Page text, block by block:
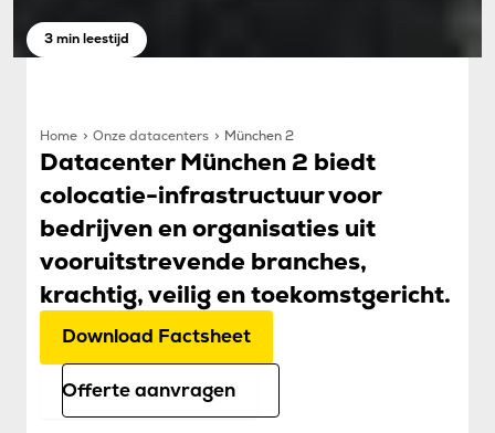
3 min leestijd
Home Onze datacenters München 2
Datacenter München 2 biedt
colocatie-infrastructuur voor
bedrijven en organisaties uit
vooruitstrevende branches,
krachtig, veilig en toekomstgericht.
Download Factsheet
Offerte aanvragen